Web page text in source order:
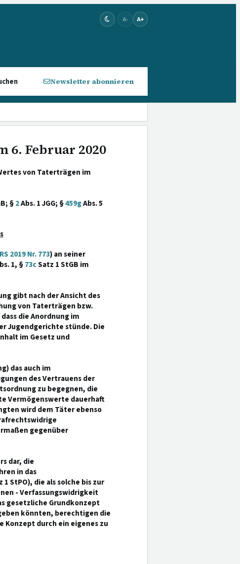
A- A+
Newsletter abonnieren
6. Februar 2020
von Taterträgen im
§2Abs. 1 JGG; §459gAbs. 5
2019 Nr. 773) an seiner
1, §73cSatz 1 StGB im
gibt nach der Ansicht des
von Taterträgen bzw.
die Anordnung im
Jugendgerichte stünde. Die
im Gesetz und
das auch im
des Vertrauens der
zu begegnen, die
Vermögenswerte dauerhaft
wird dem Täter ebenso
gegenüber
dar, die
in das
1 StPO), die als solche bis zur
- Verfassungswidrigkeit
gesetzliche Grundkonzept
könnten, berechtigen die
durch ein eigenes zu